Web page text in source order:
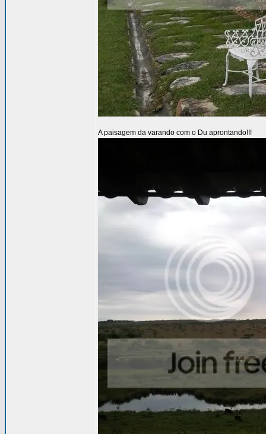
A paisagem da varando com o Du aprontando!!!